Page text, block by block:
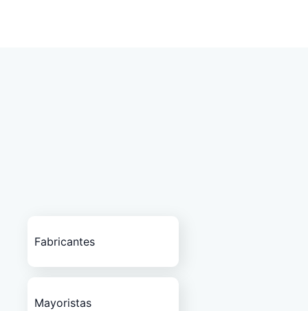
Fabricantes
Mayoristas